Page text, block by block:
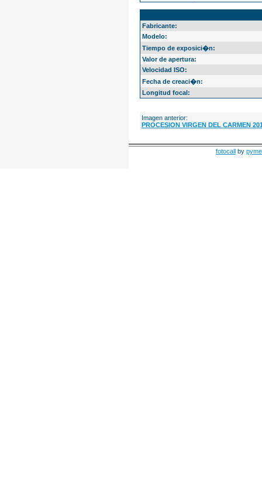
Fabricante:
Modelo:
Tiempo de exposici�n:
Valor de apertura:
Velocidad ISO:
Fecha de creaci�n:
Longitud focal:
Imagen anterior:
PROCESION VIRGEN DEL CARMEN
fotocall by